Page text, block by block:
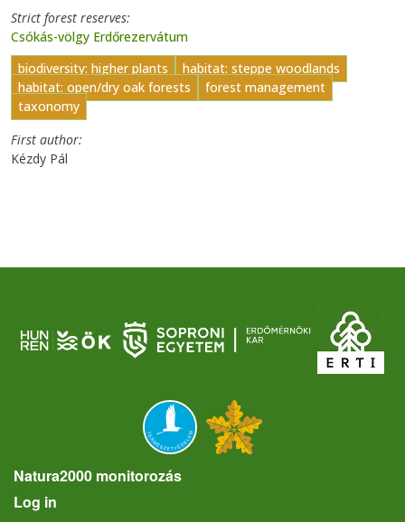
Strict forest reserves
Csókás-völgy Erdőrezervátum
biodiversity: higher plants
habitat: steppe woodlands
habitat: open/dry oak forests
forest management
taxonomy
First author
Kézdy Pál
Natura2000 monitorozás
User account menu
Log in